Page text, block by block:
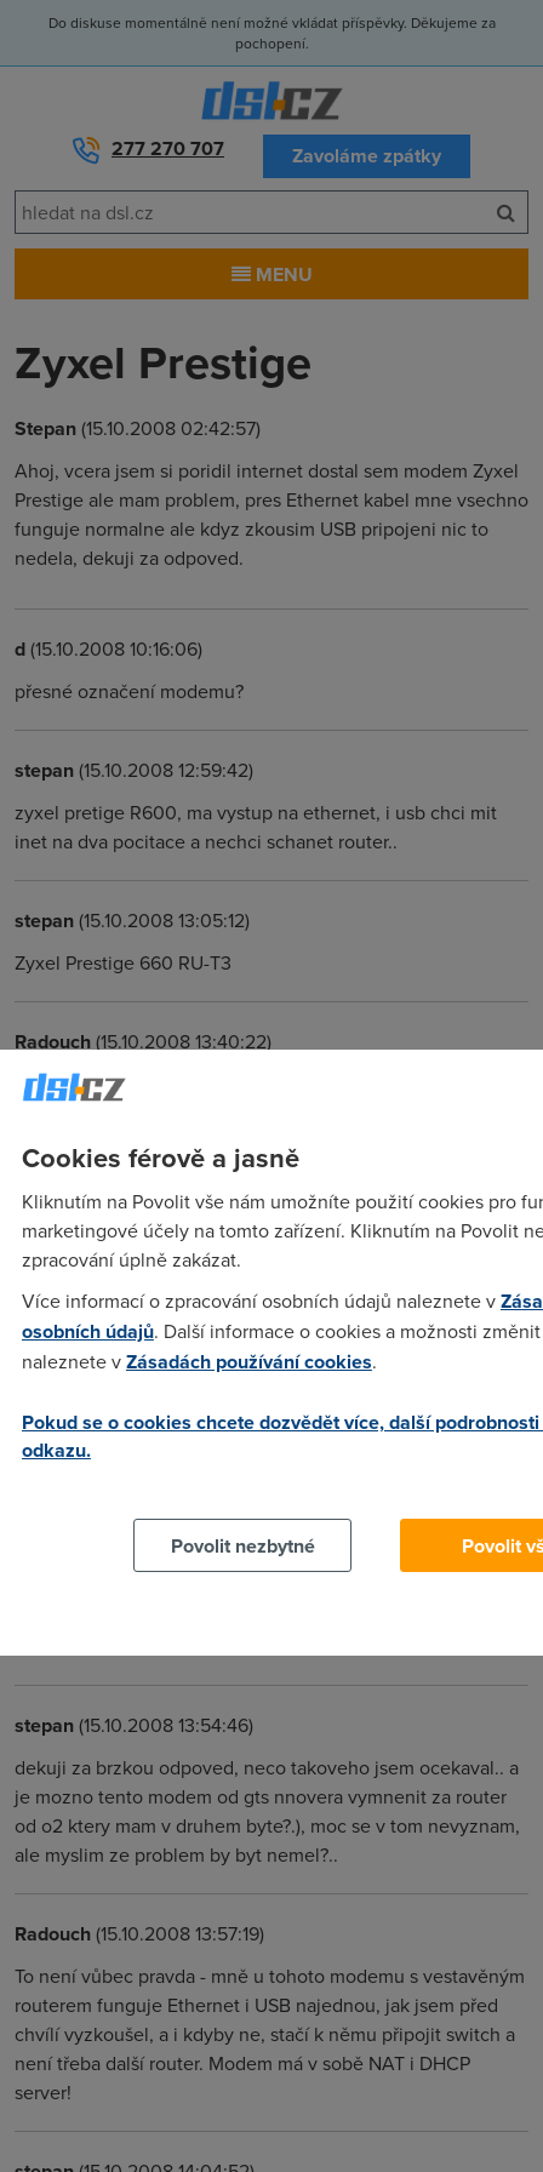
Do diskuse momentálně není možné vkládat příspěvky. Děkujeme za
pochopení.
277 270 707 Zavoláme zpátky
MENU
Zyxel Prestige
Stepan(15.10.2008 02:42:57)
Ahoj, vcera jsem si poridil internet dostal sem modem Zyxel
Prestige ale mam problem, pres Ethernet kabel mne vsechno
funguje normalne ale kdyz zkousim USB pripojeni nic to
nedela, dekuji za odpoved.
d(15.10.2008 10:16:06)
přesné označení modemu?
stepan(15.10.2008 12:59:42)
zyxel pretige R600, ma vystup na ethernet, i usb chci mit
inet na dva pocitace a nechci schanet router..
stepan(15.10.2008 13:05:12)
Zyxel Prestige 660 RU-T3
Radouch(15.10.2008 13:40:22)
Mám ten samý a přestože jsem to USB nikdy nepoužil, teď
http://www.cz.o2.com/techzona/cz/koncova_zarizeni/
publish-techzona-koncova_zarizeni-modemy-
ethernetove_modemy_adsl-zyxel_p660ru_t3-
ke_stazeni.html
Peta(26.11.2008 23:34:00)
Kdyby nekdo mel zajem, tak nabizim tenhle modem ( novy
nerozbaleny - samoinstalacni balicek) P660RU - v origos
krabici s kompletnim prislusenstvim za cenu 99 kc!! Jako
nahradni modem se snad nekomu hodi!
(15.10.2008 13:43:45)
stepan(15.10.2008 13:54:46)
dekuji za brzkou odpoved, neco takoveho jsem ocekaval.. a
je mozno tento modem od gts nnovera vymnenit za router
od o2 ktery mam v druhem byte?.), moc se v tom nevyznam,
ale myslim ze problem by byt nemel?..
Radouch(15.10.2008 13:57:19)
To není vůbec pravda - mně u tohoto modemu s vestavěným
routerem funguje Ethernet i USB najednou, jak jsem před
chvílí vyzkoušel, a i kdyby ne, stačí k němu připojit switch a
není třeba další router. Modem má v sobě NAT i DHCP
server!
Cookies férově a jasně
Kliknutím na Povolit vše nám umožníte použití cookies pro
marketingové účely na tomto zařízení. Kliknutím na Povolit
zpracování úplně zakázat.
Více informací o zpracování osobních údajů naleznete v
osobních údajů. Další informace o cookies a možnosti
naleznete vZásadách používání cookies.
Pokud se o cookies chcete dozvědět více, další
odkazu.
Povolit nezbytné Povolit